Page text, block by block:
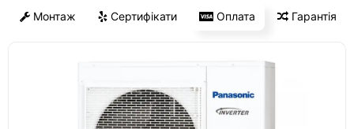
Монтаж Сертифікати Оплата Гарантія